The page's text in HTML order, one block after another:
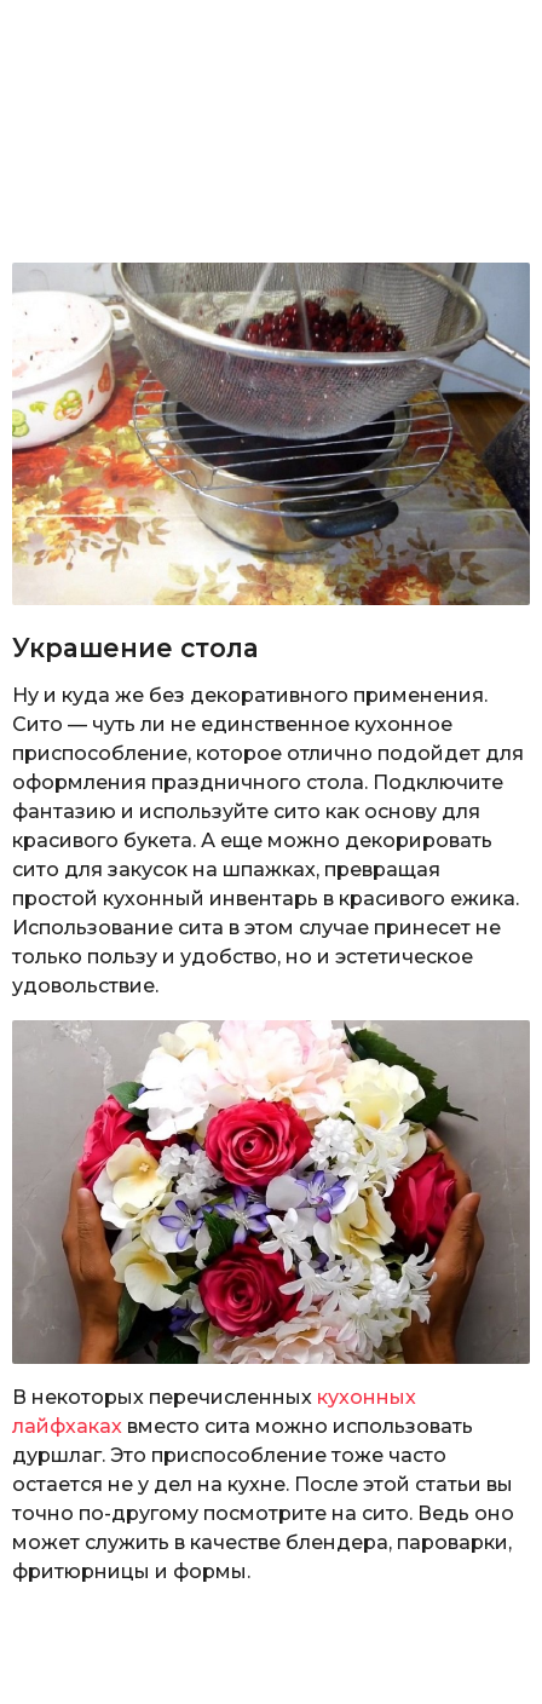
Украшение стола
Ну и куда же без декоративного применения.
Сито — чуть ли не единственное кухонное
приспособление, которое отлично подойдет для
оформления праздничного стола. Подключите
фантазию и используйте сито как основу для
красивого букета. А еще можно декорировать
сито для закусок на шпажках, превращая
простой кухонный инвентарь в красивого ежика.
Использование сита в этом случае принесет не
только пользу и удобство, но и эстетическое
удовольствие.
В некоторых перечисленных кухонных
лайфхаках вместо сита можно использовать
дуршлаг. Это приспособление тоже часто
остается не у дел на кухне. После этой статьи вы
точно по-другому посмотрите на сито. Ведь оно
может служить в качестве блендера, пароварки,
фритюрницы и формы.